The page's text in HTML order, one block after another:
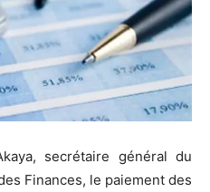
secrétaire général du
Finances, le paiement des